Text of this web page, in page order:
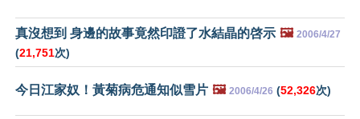
真沒想到 身邊的故事竟然印證了水結晶的啓示 🖼️ 2006/4/27
(21,751次)
今日江家奴！黃菊病危通知似雪片 🖼️ 2006/4/26 (52,326次)